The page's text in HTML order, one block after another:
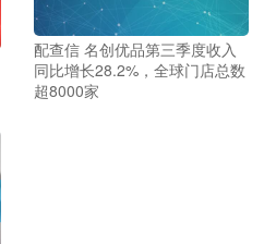
配查信 名创优品第三季度收入
同比增长28.2%，全球门店总数
超8000家